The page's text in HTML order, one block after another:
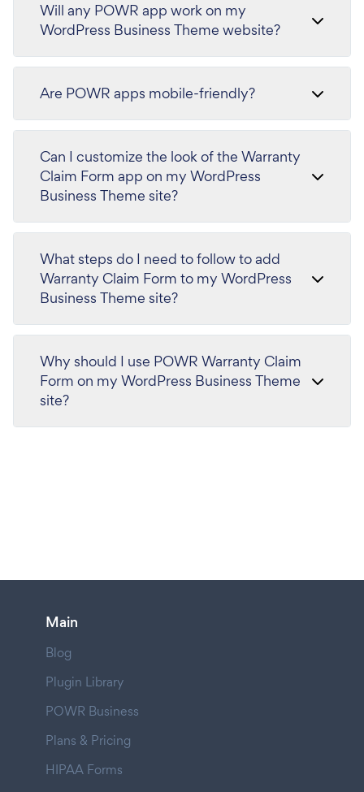
Will any POWR app work on my
WordPress Business Theme website?
Are POWR apps mobile-friendly?
Can I customize the look of the Warranty
Claim Form app on my WordPress
Business Theme site?
What steps do I need to follow to add
Warranty Claim Form to my WordPress
Business Theme site?
Why should I use POWR Warranty Claim
Form on my WordPress Business Theme
site?
Main
Blog
Plugin Library
POWR Business
Plans & Pricing
HIPAA Forms